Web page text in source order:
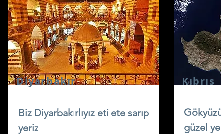
Diyarbakır
Biz Diyarbakırlıyız eti ete sarıp
yeriz
Kıbrıs
güzel